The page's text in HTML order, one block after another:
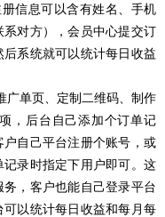
信息可以含有姓名、手机
对方），会员中心提交订
系统就可以统计每日收益
广单页、定制二维码、制作
，后台自己添加个订单记
自己平台注册个账号，或
录时指定下用户即可。这
，客户也能自己登录平台
以统计每日收益和每月每